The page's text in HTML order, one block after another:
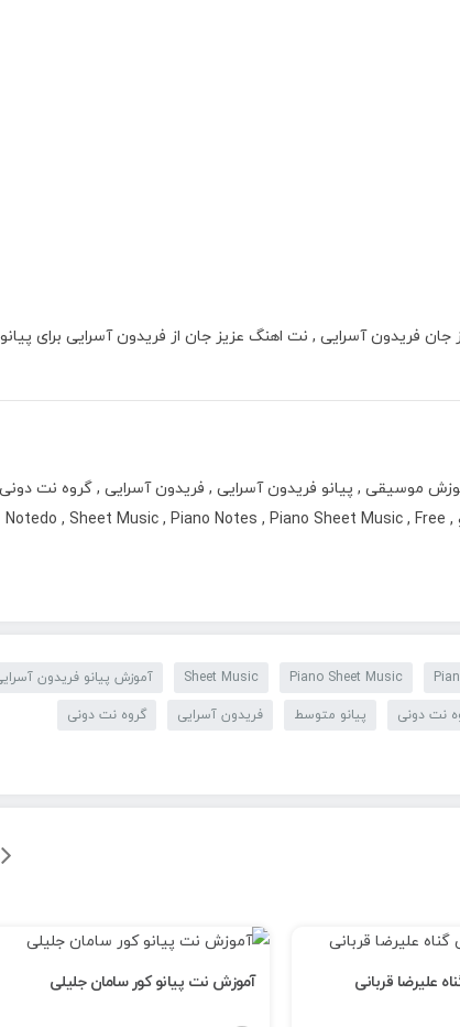
فریدون آسرایی , نت اهنگ عزیز جان از فریدون آسرایی برای
موسیقی , پیانو فریدون آسرایی , فریدون آسرایی , گروه نت
پیانو متوسط , پیانو گروه نت دونی , نت پیانو متوسط , نت پیانو نت دو , Notedo , Sheet Music , Piano Notes , Piano Sheet Music , Free
Piano Sheet Music
Sheet Music آموزش پیانو فریدون
نت دونی پیانو متوسط فریدون آسرایی گروه نت دونی
علیرضا قربانی آموزش نت پیانو کور سامان جلیلی